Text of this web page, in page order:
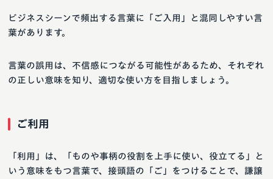
ビジネスシーンで頻出する言葉に「ご入用」と混同しやすい言
葉があります。
言葉の誤用は、不信感につながる可能性があるため、それぞれ
の正しい意味を知り、適切な使い方を目指しましょう。
ご利用
「利用」は、「ものや事柄の役割を上手に使い、役立てる」と
いう意味をもつ言葉で、接頭語の「ご」をつけることで、謙譲